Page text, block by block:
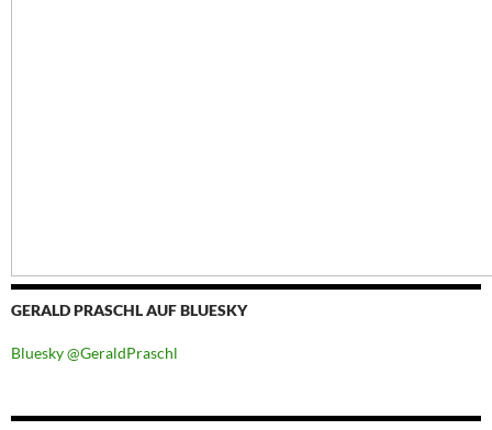
GERALD PRASCHL AUF BLUESKY
Bluesky @GeraldPraschl